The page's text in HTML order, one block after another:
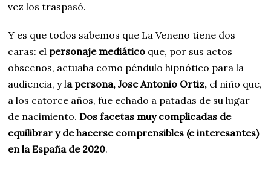
vez los traspasó.
Y es que todos sabemos que La Veneno tiene dos
caras: el personaje mediático que, por sus actos
obscenos, actuaba como péndulo hipnótico para la
audiencia, y la persona, Jose Antonio Ortiz, el niño que,
a los catorce años, fue echado a patadas de su lugar
de nacimiento.Dos facetas muy complicadas de
equilibrar y de hacerse comprensibles (e interesantes)
en la España de 2020.